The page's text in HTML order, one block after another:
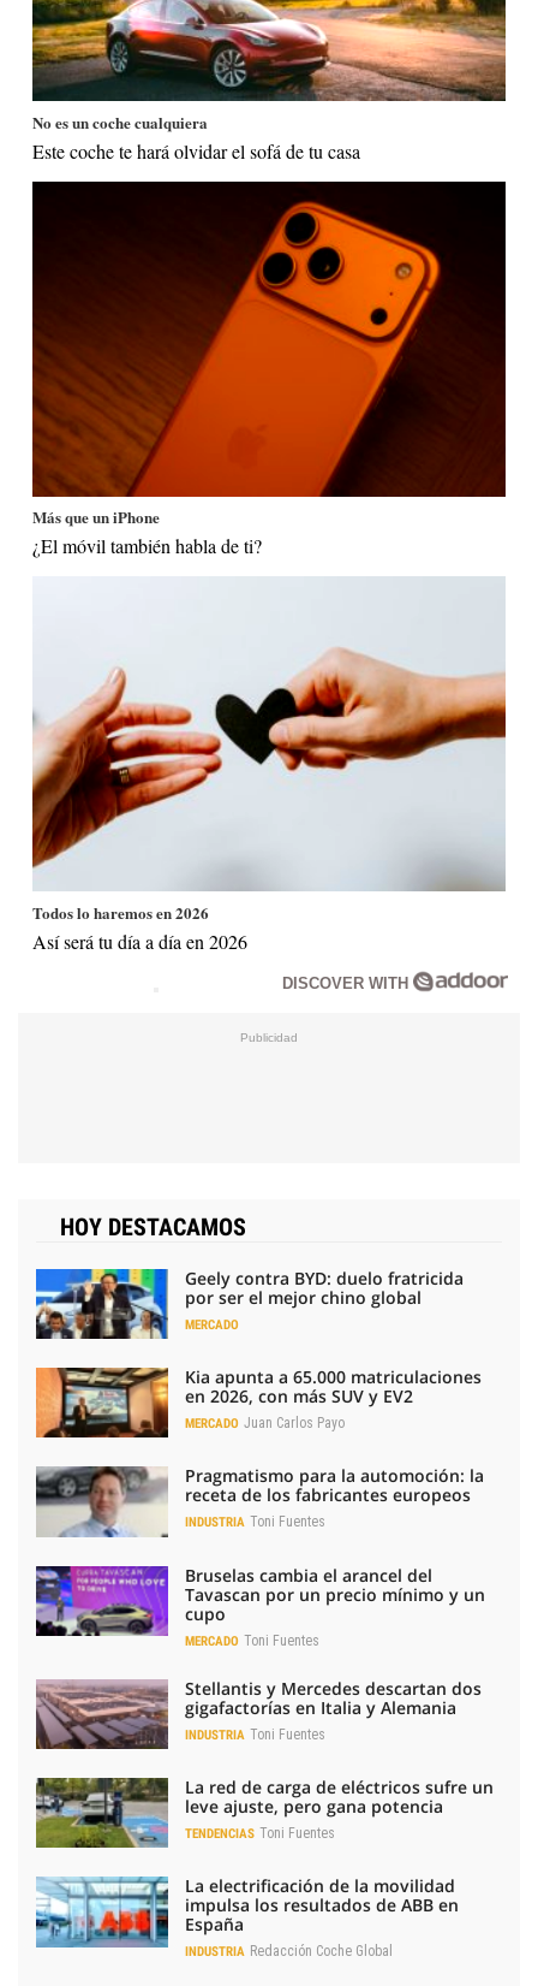
No es un coche cualquiera
Este coche te hará olvidar el sofá de tu casa
Más que un iPhone
¿El móvil también habla de ti?
Todos lo haremos en 2026
Así será tu día a día en 2026
DISCOVER WITH
HOY DESTACAMOS
Geely contra BYD: duelo fratricida
por ser el mejor chino global
MERCADO
Kia apunta a 65.000 matriculaciones
en 2026, con más SUV y EV2
MERCADO Juan Carlos Payo
Pragmatismo para la automoción: la
receta de los fabricantes europeos
INDUSTRIA Toni Fuentes
Bruselas cambia el arancel del
Tavascan por un precio mínimo y un
cupo
MERCADO Toni Fuentes
Stellantis y Mercedes descartan dos
gigafactorías en Italia y Alemania
INDUSTRIA Toni Fuentes
La red de carga de eléctricos sufre un
leve ajuste, pero gana potencia
TENDENCIAS Toni Fuentes
La electrificación de la movilidad
impulsa los resultados de ABB en
España
INDUSTRIA Redacción Coche Global